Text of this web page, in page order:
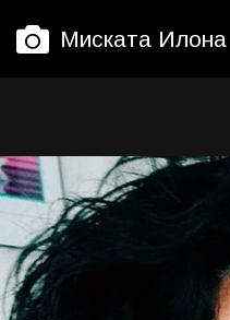
Миската Илона